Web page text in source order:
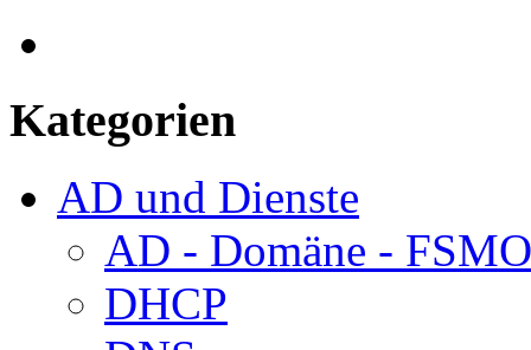
Kategorien
AD und Dienste
AD - Domäne - FSMO
DHCP